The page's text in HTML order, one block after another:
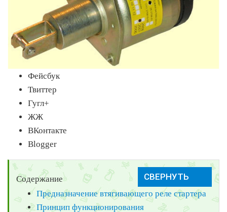
Фейсбук
Твиттер
Гугл+
ЖЖ
ВКонтакте
Blogger
Содержание
Предназначение втягивающего реле стартера
Принцип функционирования